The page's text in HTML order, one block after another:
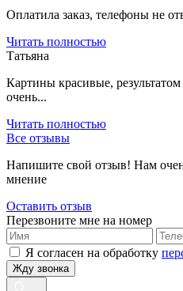
Оплатила заказ, телефоны не
Читать полностью
Татьяна
Картины красивые,
очень...
Читать полностью
Все отзывы
Напишите свой отзыв! Нам
мнение
Оставить отзыв
Перезвоните мне на номер
Я согласен на обработку
Жду звонка